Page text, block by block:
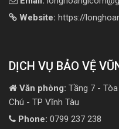
Website: https://
DỊCH VỤ BẢO VỆ
Văn phòng: Tầng 7 -
Chú - TP Vĩnh Tàu
Phone: 0799 237 238